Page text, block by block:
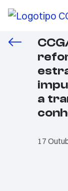
a
17